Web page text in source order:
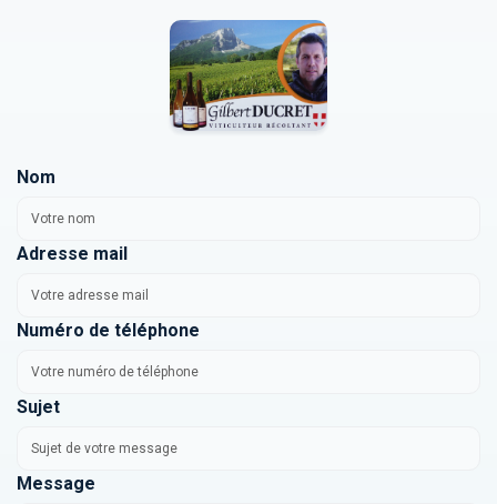
Nom
Adresse mail
Numéro de téléphone
Sujet
Message